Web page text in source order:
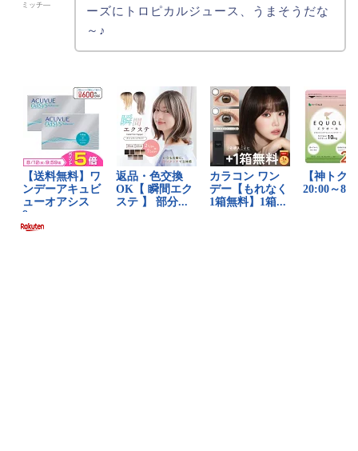
ミッチ―
ーズにトロピカルジュース、うまそうだな
～♪